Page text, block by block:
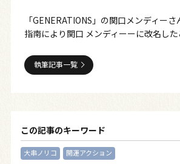
「GENERATIONS」の関口メンディー
指南により関口 メンディーーに改名した
執筆記事一覧
この記事のキーワード
大串ノリコ 開運アクション